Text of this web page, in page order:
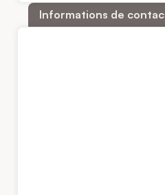
Informations de